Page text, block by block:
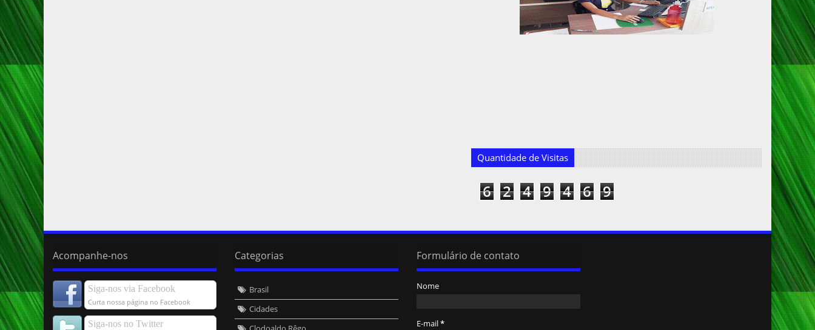
Quantidade de Visitas
6 2 4 9 4 6 9
Acompanhe-nos
Siga-nos via Facebook
Curta nossa página no Facebook
Siga-nos no Twitter
Categorias
Brasil
Cidades
Formulário de contato
Nome
E-mail*